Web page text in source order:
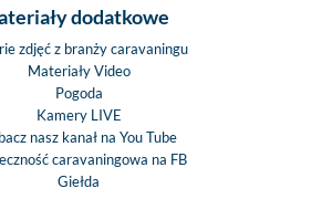
dodatkowe
zdjęć z branży caravaningu
Materiały Video
Pogoda
Kamery LIVE
nasz kanał na You Tube
caravaningowa na FB
Giełda